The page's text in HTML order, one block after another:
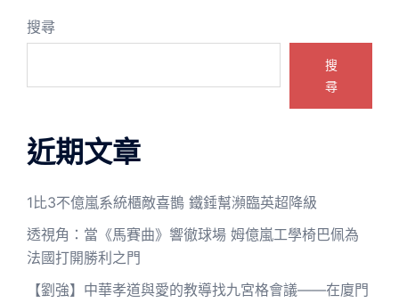
搜尋
搜
尋
近期文章
1比3不億嵐系統櫃敵喜鵲 鐵錘幫瀕臨英超降級
透視角：當《馬賽曲》響徹球場 姆億嵐工學椅巴佩為
法國打開勝利之門
【劉強】中華孝道與愛的教導找九宮格會議——在廈門